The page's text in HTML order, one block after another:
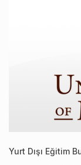
Yurt Dışı Eğitim